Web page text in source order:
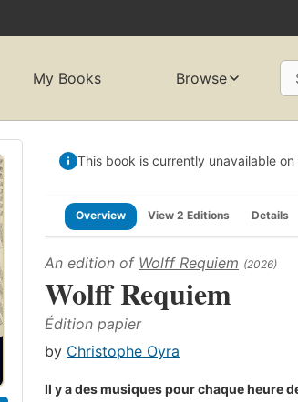
My Books Browse
This book is currently unavailable
Overview View 2 Editions Details
An edition of Wolff Requiem (2026)
Wolff Requiem
Édition papier
by Christophe Oyra
Il y a des musiques pour chaque heure